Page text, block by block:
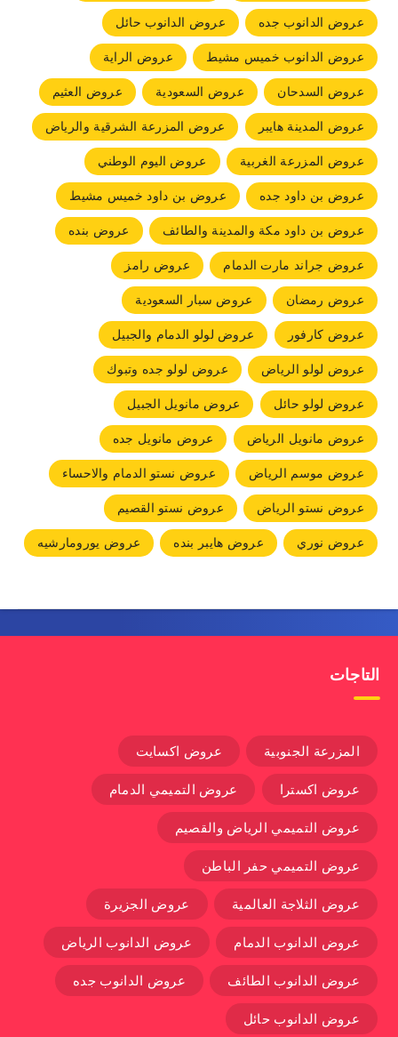
عروض الدانوب جده
عروض الدانوب حائل
عروض الدانوب خميس مشيط
عروض الراية
عروض السدحان
عروض السعودية
عروض العثيم
عروض المدينة هايبر
عروض المزرعة الشرقية والرياض
عروض المزرعة الغربية
عروض اليوم الوطني
عروض بن داود جده
عروض بن داود خميس مشيط
عروض بن داود مكة والمدينة والطائف
عروض بنده
عروض جراند مارت الدمام
عروض رامز
عروض رمضان
عروض سبار السعودية
عروض كارفور
عروض لولو الدمام والجبيل
عروض لولو الرياض
عروض لولو جده وتبوك
عروض لولو حائل
عروض مانويل الجبيل
عروض مانويل الرياض
عروض مانويل جده
عروض موسم الرياض
عروض نستو الدمام والاحساء
عروض نستو الرياض
عروض نستو القصيم
عروض نوري
عروض هايبر بنده عروض يورومارشيه
التاجات
المزرعة الجنوبية عروض اكسايت
عروض اكسترا عروض التميمي الدمام
عروض التميمي الرياض والقصيم
عروض التميمي حفر الباطن
عروض الثلاجة العالمية عروض الجزيرة
عروض الدانوب الدمام عروض الدانوب الرياض
عروض الدانوب الطائف عروض الدانوب جده
عروض الدانوب حائل